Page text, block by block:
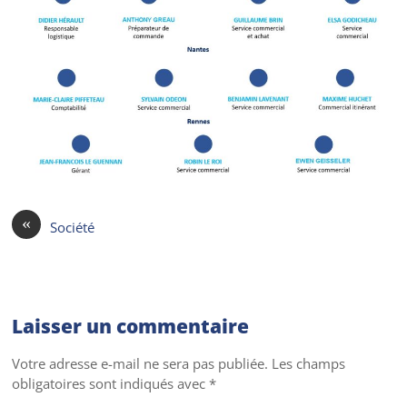
« Société
Laisser un commentaire
Votre adresse e-mail ne sera pas publiée. Les champs
obligatoires sont indiqués avec*